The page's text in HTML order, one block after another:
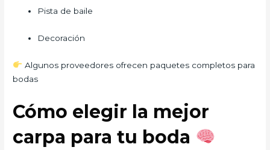
Pista de baile
Decoración
Algunos proveedores ofrecen paquetes completos para
bodas
Cómo elegir la mejor
carpa para tu boda